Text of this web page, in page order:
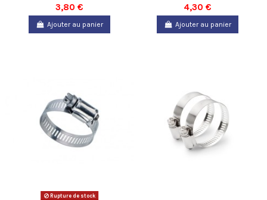
3,80 €
Ajouter au panier
4,30 €
Ajouter au panier
Rupture de stock